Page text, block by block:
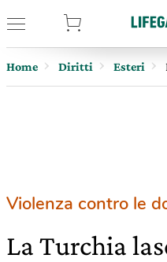
Home Diritti Esteri
Violenza contro le
La Turchia